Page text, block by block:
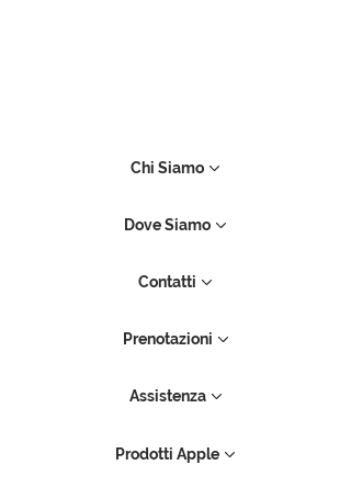
Chi Siamo
Dove Siamo
Contatti
Prenotazioni
Assistenza
Prodotti Apple